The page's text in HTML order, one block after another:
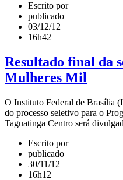
Escrito por
publicado
03/12/12
16h42
Resultado final da
Mulheres Mil
O Instituto Federal de Brasília
do processo seletivo para o
Taguatinga Centro será
Escrito por
publicado
30/11/12
16h12